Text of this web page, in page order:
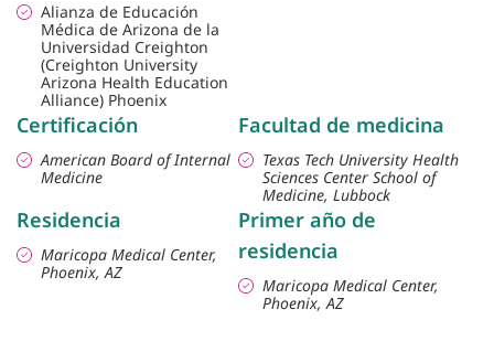
Alianza de Educación
Médica de Arizona de la
Universidad Creighton
(Creighton University
Arizona Health Education
Alliance) Phoenix
Certificación
American Board of Internal
Medicine
Facultad de medicina
Texas Tech University Health
Sciences Center School of
Medicine, Lubbock
Residencia
Maricopa Medical Center,
Phoenix, AZ
Primer año de
residencia
Maricopa Medical Center,
Phoenix, AZ